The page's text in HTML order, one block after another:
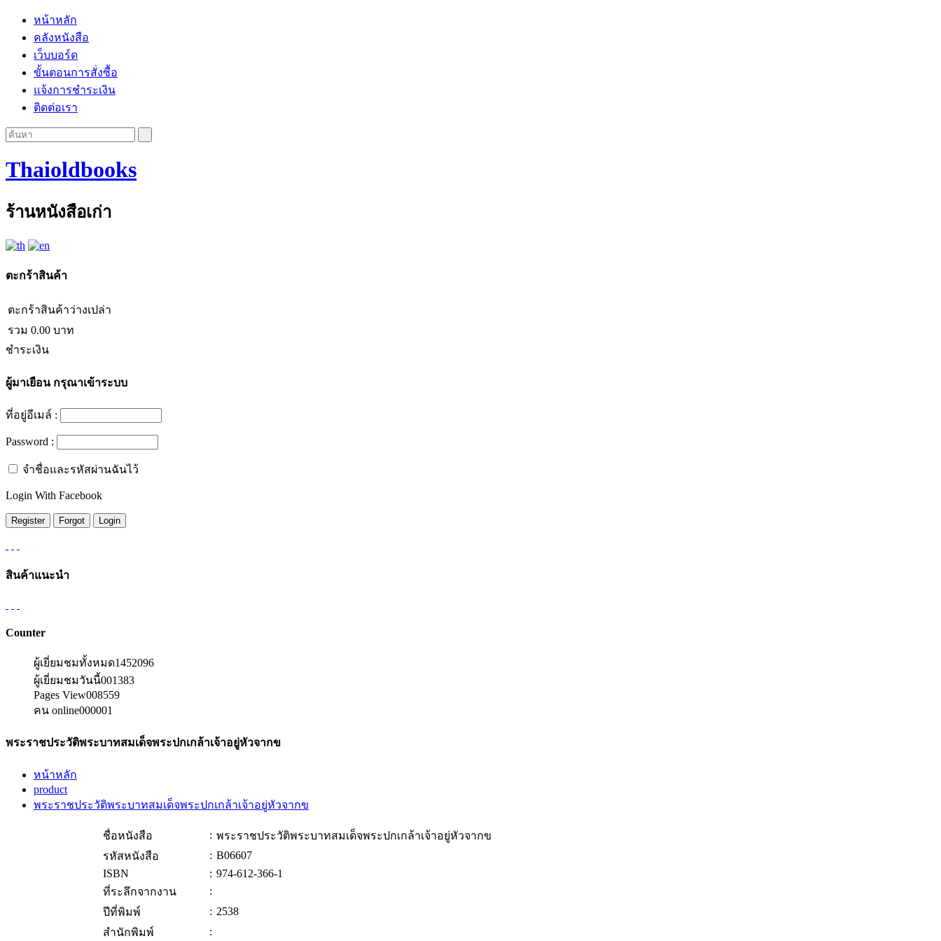
หน้าหลัก
คลังหนังสือ
เว็บบอร์ด
ขั้นตอนการสั่งซื้อ
แจ้งการชำระเงิน
ติดต่อเรา
Thaioldbooks
ร้านหนังสือเก่า
ตะกร้าสินค้า
ตะกร้าสินค้าว่างเปล่า
รวม 0.00 บาท
ชำระเงิน
ผู้มาเยือนกรุณาเข้าระบบ
ที่อยู่อีเมล์ :
Password :
จำชื่อและรหัสผ่านฉันไว้
Login With Facebook
สินค้าแนะนำ
Counter
ผู้เยี่ยมชมทั้งหมด1452096
ผู้เยี่ยมชมวันนี้001383
Pages View008559
คน online000001
พระราชประวัติพระบาทสมเด็จพระปกเกล้าเจ้าอยู่หัวจากข
หน้าหลัก
product
พระราชประวัติพระบาทสมเด็จพระปกเกล้าเจ้าอยู่หัวจากข
ชื่อหนังสือ : พระราชประวัติพระบาทสมเด็จพระปกเกล้าเจ้าอยู่หัวจากข
รหัสหนังสือ
: B06607
ISBN
: 974-612-366-1
ที่ระลึกจากงาน
:
ปีที่พิมพ์
: 2538
สำนักพิมพ์
: